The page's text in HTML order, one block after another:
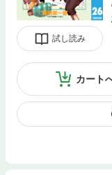
試し読み
カート